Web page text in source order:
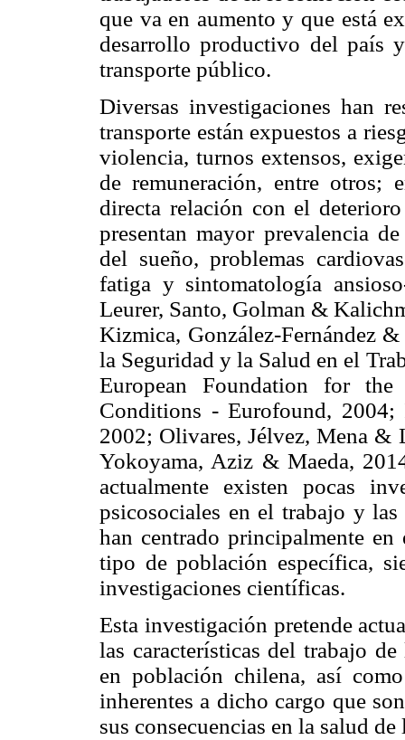
que va en aumento y que está
desarrollo productivo del país
transporte público.
Diversas investigaciones han
transporte están expuestos a
violencia, turnos extensos,
de remuneración, entre otros;
directa relación con el
presentan mayor prevalencia
del sueño, problemas
fatiga y sintomatología
Leurer, Santo, Golman &
Kizmica, González-Fernández
la Seguridad y la Salud en el
European Foundation for
Conditions - Eurofound, 2004;
2002; Olivares, Jélvez, Mena &
Yokoyama, Aziz & Maeda,
actualmente existen pocas
psicosociales en el trabajo y
han centrado principalmente
tipo de población específica,
investigaciones científicas.
Esta investigación pretende
las características del trabajo
en población chilena, así
inherentes a dicho cargo que
sus consecuencias en la salud